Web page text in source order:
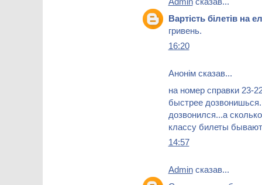
Вартість білетів на
гривень.
16:20
Анонім сказав...
на номер справки 23-
быстрее
дозвонился...а
классу билеты
14:57
Adminсказав...